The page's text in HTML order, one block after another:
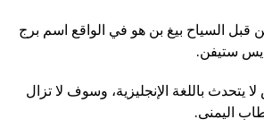
قبل السياح بيغ بن هو في الواقع اسم برج
ستيفن.
باللغة الإنجليزية، وسوف لا تزال
اليمنى.